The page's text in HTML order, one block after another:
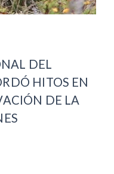
DEL
HITOS EN
DE LA